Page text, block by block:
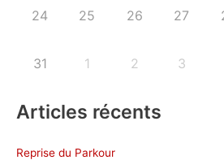
24 25 26 27
31 1 2 3
Articles récents
Reprise du Parkour